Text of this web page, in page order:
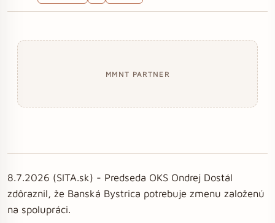
MMNT PARTNER
8.7.2026 (SITA.sk) - Predseda OKS Ondrej Dostál
zdôraznil, že Banská Bystrica potrebuje zmenu založenú
na spolupráci.